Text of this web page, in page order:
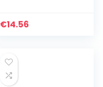
Lichtgewicht
€14.56